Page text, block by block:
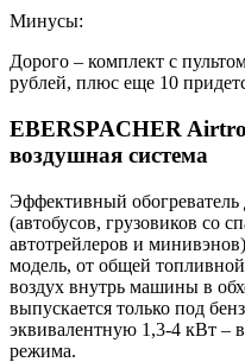
Минусы:
Дорого – комплект с
рублей, плюс еще 10
EBERSPACHER
воздушная система
Эффективный обогреватель
(автобусов, грузовиков со
автотрейлеров и
модель, от общей
воздух внутрь машины в
выпускается только под
эквивалентную 1,3-4 кВт –
режима.